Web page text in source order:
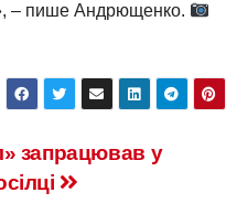
– пише Андрющенко.
запрацював у